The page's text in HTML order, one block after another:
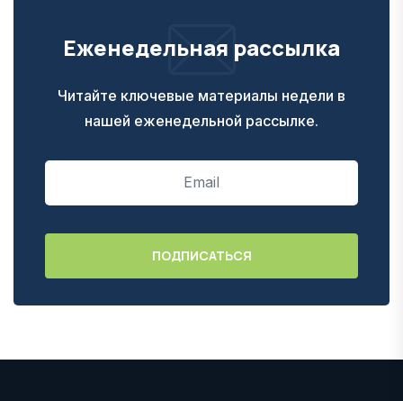
Еженедельная рассылка
Читайте ключевые материалы недели в
нашей еженедельной рассылке.